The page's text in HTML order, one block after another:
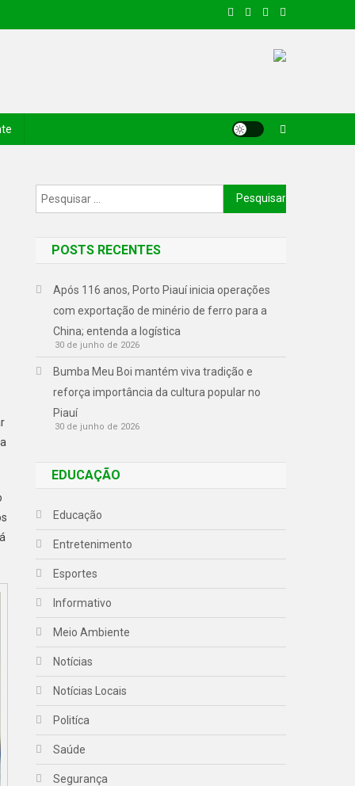
POSTS RECENTES
Após 116 anos, Porto Piauí inicia operações
com exportação de minério de ferro para a
China; entenda a logística
30 de junho de 2026
Bumba Meu Boi mantém viva tradição e
reforça importância da cultura popular no
Piauí
30 de junho de 2026
EDUCAÇÃO
Educação
Entretenimento
Esportes
Informativo
Meio Ambiente
Notícias
Notícias Locais
Politíca
Saúde
Segurança